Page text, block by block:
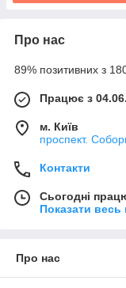
Про нас
89% позитивних з 180
Працює з
м. Київ
проспект.
Контакти
Сьогодні
Показати весь
Про нас